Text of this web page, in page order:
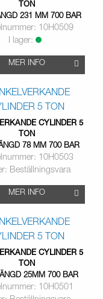
TON
231 MM 700 BAR
10H0509
I lager:
MER INFO
CYLINDER 5
TON
78 MM 700 BAR
10H0503
Beställningsvara
MER INFO
CYLINDER 5
TON
25MM 700 BAR
10H0501